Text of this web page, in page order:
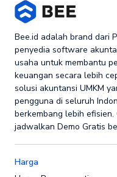
Bee.id adalah brand dari
penyedia software
usaha untuk membantu
keuangan secara lebih
solusi akuntansi UMKM
pengguna di seluruh
berkembang lebih
jadwalkan Demo Gratis
Harga